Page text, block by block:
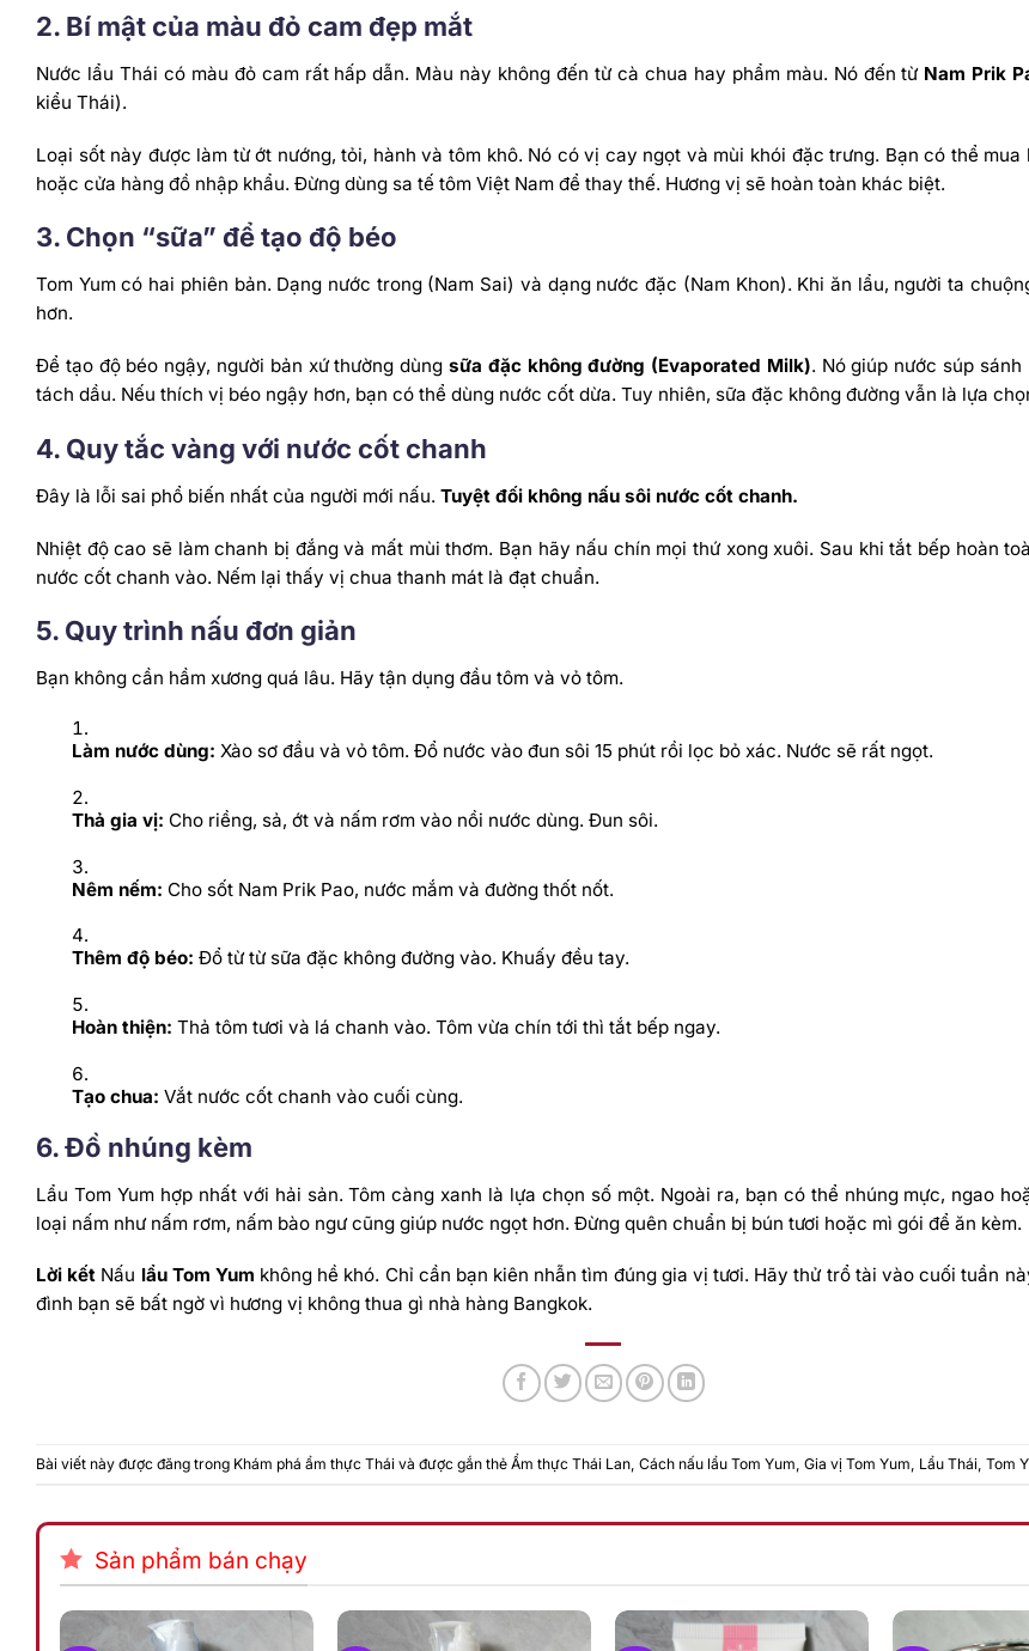
2. Bí mật của màu đỏ cam đẹp mắt
Nước lẩu Thái có màu đỏ cam rất hấp dẫn. Màu này không đến từ cà chua hay phẩm màu. Nó đến từ Nam Prik
kiểu Thái).
Loại sốt này được làm từ ớt nướng, tỏi, hành và tôm khô. Nó có vị cay ngọt và mùi khói đặc trưng. Bạn có thể mua
hoặc cửa hàng đồ nhập khẩu. Đừng dùng sa tế tôm Việt Nam để thay thế. Hương vị sẽ hoàn toàn khác biệt.
3. Chọn “sữa” để tạo độ béo
Tom Yum có hai phiên bản. Dạng nước trong (Nam Sai) và dạng nước đặc (Nam Khon). Khi ăn lẩu, người ta
hơn.
Để tạo độ béo ngậy, người bản xứ thường dùng sữa đặc không đường (Evaporated Milk). Nó giúp nước súp sánh
tách dầu. Nếu thích vị béo ngậy hơn, bạn có thể dùng nước cốt dừa. Tuy nhiên, sữa đặc không đường vẫn là lựa
4. Quy tắc vàng với nước cốt chanh
Đây là lỗi sai phổ biến nhất của người mới nấu. Tuyệt đối không nấu sôi nước cốt chanh.
Nhiệt độ cao sẽ làm chanh bị đắng và mất mùi thơm. Bạn hãy nấu chín mọi thứ xong xuôi. Sau khi tắt bếp hoàn
nước cốt chanh vào. Nếm lại thấy vị chua thanh mát là đạt chuẩn.
5. Quy trình nấu đơn giản
Bạn không cần hầm xương quá lâu. Hãy tận dụng đầu tôm và vỏ tôm.
Làm nước dùng: Xào sơ đầu và vỏ tôm. Đổ nước vào đun sôi 15 phút rồi lọc bỏ xác. Nước sẽ rất ngọt.
Thả gia vị: Cho riềng, sả, ớt và nấm rơm vào nồi nước dùng. Đun sôi.
Nêm nếm: Cho sốt Nam Prik Pao, nước mắm và đường thốt nốt.
Thêm độ béo: Đổ từ từ sữa đặc không đường vào. Khuấy đều tay.
Hoàn thiện: Thả tôm tươi và lá chanh vào. Tôm vừa chín tới thì tắt bếp ngay.
Tạo chua: Vắt nước cốt chanh vào cuối cùng.
6. Đồ nhúng kèm
Lẩu Tom Yum hợp nhất với hải sản. Tôm càng xanh là lựa chọn số một. Ngoài ra, bạn có thể nhúng mực, ngao
loại nấm như nấm rơm, nấm bào ngư cũng giúp nước ngọt hơn. Đừng quên chuẩn bị bún tươi hoặc mì gói để ăn kèm.
Lời kết Nấu lẩu Tom Yum không hề khó. Chỉ cần bạn kiên nhẫn tìm đúng gia vị tươi. Hãy thử trổ tài vào cuối tuần
đình bạn sẽ bất ngờ vì hương vị không thua gì nhà hàng Bangkok.
Bài viết này được đăng trong Khám phá ẩm thực Thái và được gắn thẻ Ẩm thực Thái Lan, Cách nấu lẩu Tom Yum, Gia vị Tom Yum, Lẩu Thái, Tom
Sản phẩm bán chạy